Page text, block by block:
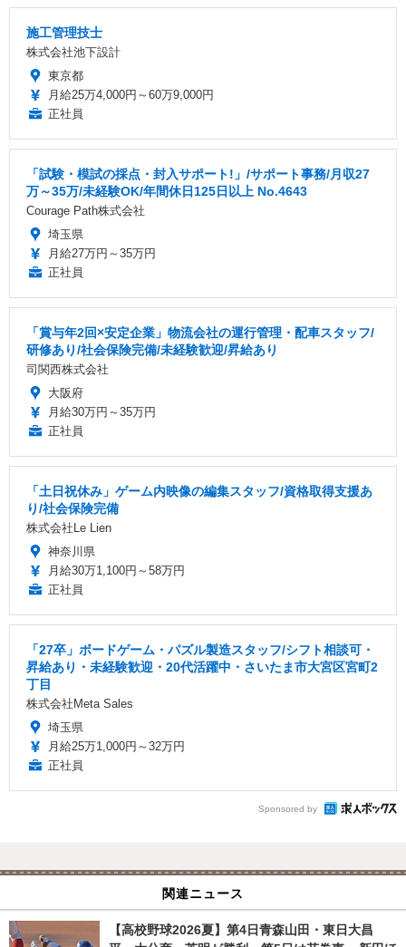
施工管理技士
株式会社池下設計
東京都
月給25万4,000円～60万9,000円
正社員
「試験・模試の採点・封入サポート!」/サポート事務/月収27
万～35万/未経験OK/年間休日125日以上 No.4643
Courage Path株式会社
埼玉県
月給27万円～35万円
正社員
「賞与年2回×安定企業」物流会社の運行管理・配車スタッフ/
研修あり/社会保険完備/未経験歓迎/昇給あり
司関西株式会社
大阪府
月給30万円～35万円
正社員
「土日祝休み」ゲーム内映像の編集スタッフ/資格取得支援あ
り/社会保険完備
株式会社Le Lien
神奈川県
月給30万1,100円～58万円
正社員
「27卒」ボードゲーム・パズル製造スタッフ/シフト相談可・
昇給あり・未経験歓迎・20代活躍中・さいたま市大宮区宮町2
丁目
株式会社Meta Sales
埼玉県
月給25万1,000円～32万円
正社員
Sponsored by
関連ニュース
【高校野球2026夏】第4日青森山田・東日大昌